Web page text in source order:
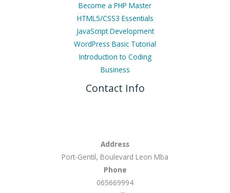
Become a PHP Master
HTML5/CSS3 Essentials
JavaScript Development
WordPress Basic Tutorial
Introduction to Coding
Business
Contact Info
Address
Port-Gentil, Boulevard Leon Mba
Phone
065669994